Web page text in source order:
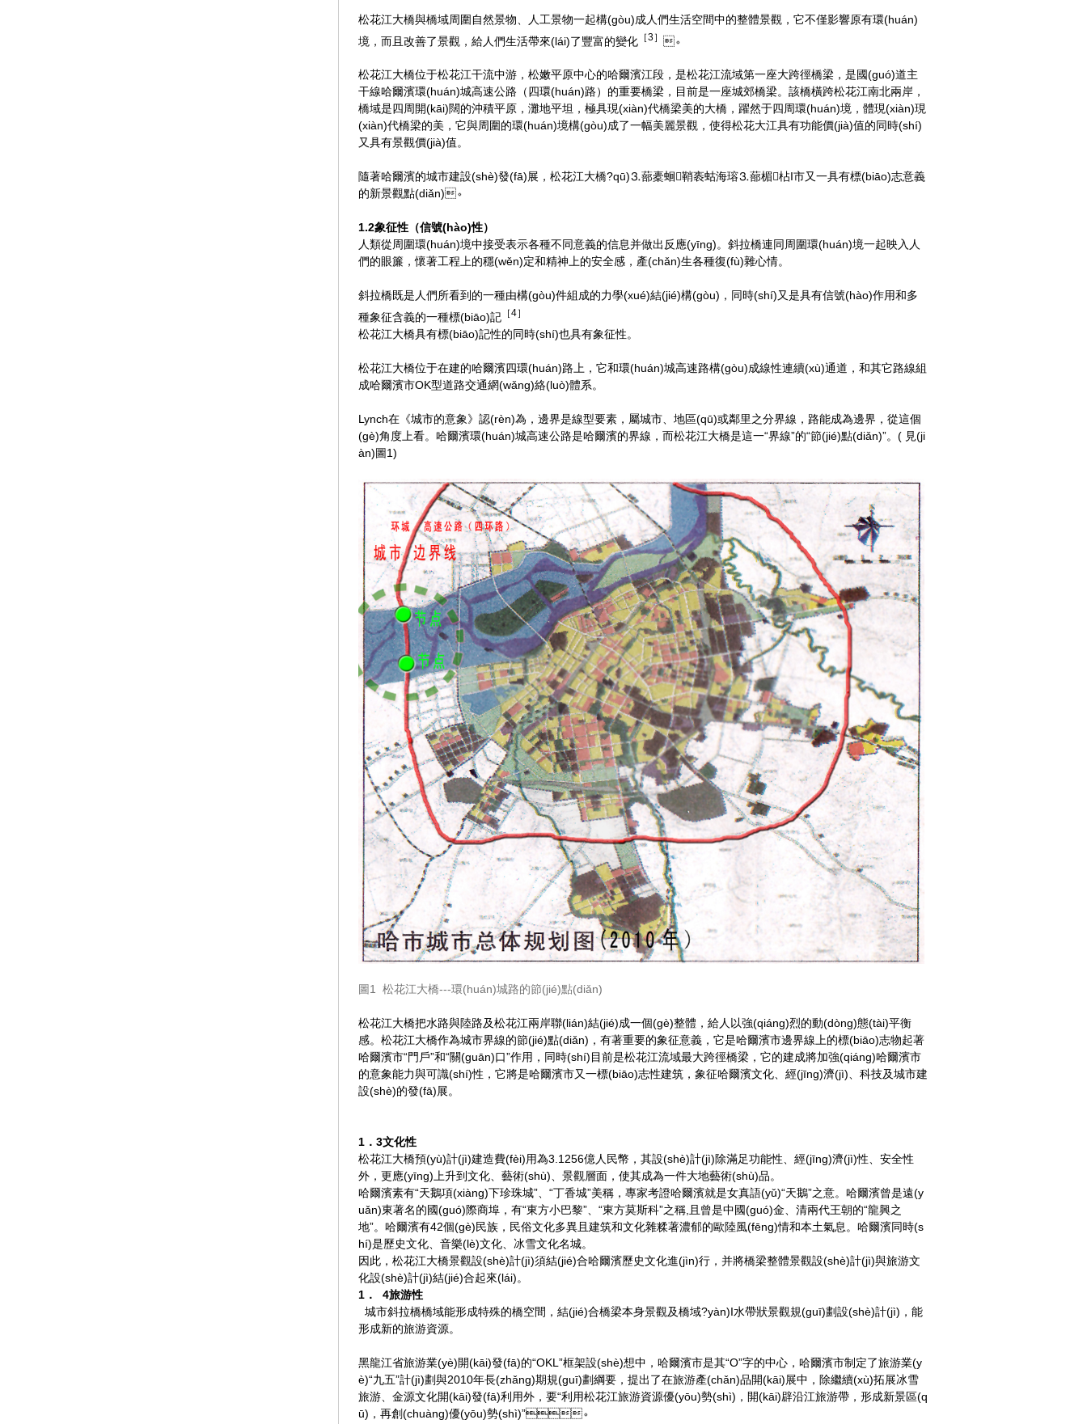
松花江大橋與橋域周圍自然景物、人工景物一起構(gòu)成人們生活空間中的整體景觀，它不僅影響原有環(huán)
境，而且改善了景觀，給人們生活帶來(lái)了豐富的變化 ［3］ 。
松花江大橋位于松花江干流中游，松嫩平原中心的哈爾濱江段，是松花江流域第一座大跨徑橋梁，是國(guó)道主
干線哈爾濱環(huán)城高速公路（四環(huán)路）的重要橋梁，目前是一座城郊橋梁。該橋橫跨松花江南北兩岸，
橋域是四周開(kāi)闊的沖積平原，灘地平坦，極具現(xiàn)代橋梁美的大橋，躍然于四周環(huán)境，體現(xiàn)現
(xiàn)代橋梁的美，它與周圍的環(huán)境構(gòu)成了一幅美麗景觀，使得松花大江具有功能價(jià)值的同時(shí)
又具有景觀價(jià)值。
隨著哈爾濱的城市建設(shè)發(fā)展，松花江大橋?qū)⒊蔀橐蛔鞘袠蛄海瑢⒊蔀楣枮I市又一具有標(biāo)志意義
的新景觀點(diǎn)。
1.2象征性（信號(hào)性）
人類從周圍環(huán)境中接受表示各種不同意義的信息并做出反應(yīng)。斜拉橋連同周圍環(huán)境一起映入人
們的眼簾，懷著工程上的穩(wěn)定和精神上的安全感，產(chǎn)生各種復(fù)雜心情。
斜拉橋既是人們所看到的一種由構(gòu)件組成的力學(xué)結(jié)構(gòu)，同時(shí)又是具有信號(hào)作用和多
種象征含義的一種標(biāo)記 ［4］
松花江大橋具有標(biāo)記性的同時(shí)也具有象征性。
松花江大橋位于在建的哈爾濱四環(huán)路上，它和環(huán)城高速路構(gòu)成線性連續(xù)通道，和其它路線組
成哈爾濱市OK型道路交通網(wǎng)絡(luò)體系。
Lynch在《城市的意象》認(rèn)為，邊界是線型要素，屬城市、地區(qū)或鄰里之分界線，路能成為邊界，從這個
(gè)角度上看。哈爾濱環(huán)城高速公路是哈爾濱的界線，而松花江大橋是這一“界線”的“節(jié)點(diǎn)”。( 見(ji
àn)圖1)
圖1 松花江大橋---環(huán)城路的節(jié)點(diǎn)
松花江大橋把水路與陸路及松花江兩岸聯(lián)結(jié)成一個(gè)整體，給人以強(qiáng)烈的動(dòng)態(tài)平衡
感。松花江大橋作為城市界線的節(jié)點(diǎn)，有著重要的象征意義，它是哈爾濱市邊界線上的標(biāo)志物起著
哈爾濱市“門戶”和“關(guān)口”作用，同時(shí)目前是松花江流域最大跨徑橋梁，它的建成將加強(qiáng)哈爾濱市
的意象能力與可識(shí)性，它將是哈爾濱市又一標(biāo)志性建筑，象征哈爾濱文化、經(jīng)濟(jì)、科技及城市建
設(shè)的發(fā)展。
1．3文化性
松花江大橋預(yù)計(jì)建造費(fèi)用為3.1256億人民幣，其設(shè)計(jì)除滿足功能性、經(jīng)濟(jì)性、安全性
外，更應(yīng)上升到文化、藝術(shù)、景觀層面，使其成為一件大地藝術(shù)品。
哈爾濱素有“天鵝項(xiàng)下珍珠城”、“丁香城”美稱，專家考證哈爾濱就是女真語(yǔ)“天鵝”之意。哈爾濱曾是遠(y
uǎn)東著名的國(guó)際商埠，有“東方小巴黎”、“東方莫斯科”之稱,且曾是中國(guó)金、清兩代王朝的“龍興之
地”。哈爾濱有42個(gè)民族，民俗文化多異且建筑和文化雜糅著濃郁的歐陸風(fēng)情和本土氣息。哈爾濱同時(s
hí)是歷史文化、音樂(lè)文化、冰雪文化名城。
因此，松花江大橋景觀設(shè)計(jì)須結(jié)合哈爾濱歷史文化進(jìn)行，并將橋梁整體景觀設(shè)計(jì)與旅游文
化設(shè)計(jì)結(jié)合起來(lái)。
1． 4旅游性
城市斜拉橋橋域能形成特殊的橋空間，結(jié)合橋梁本身景觀及橋域?yàn)I水帶狀景觀規(guī)劃設(shè)計(jì)，能
形成新的旅游資源。
黑龍江省旅游業(yè)開(kāi)發(fā)的“OKL”框架設(shè)想中，哈爾濱市是其“O”字的中心，哈爾濱市制定了旅游業(y
è)“九五”計(jì)劃與2010年長(zhǎng)期規(guī)劃綱要，提出了在旅游產(chǎn)品開(kāi)展中，除繼續(xù)拓展冰雪
旅游、金源文化開(kāi)發(fā)利用外，要“利用松花江旅游資源優(yōu)勢(shì)，開(kāi)辟沿江旅游帶，形成新景區(q
ū)，再創(chuàng)優(yōu)勢(shì)”。